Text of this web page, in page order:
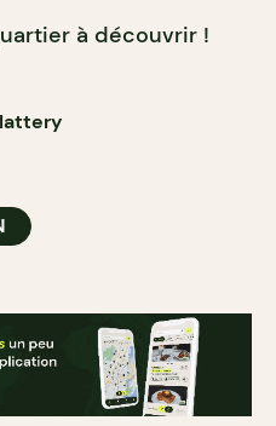
à découvrir !